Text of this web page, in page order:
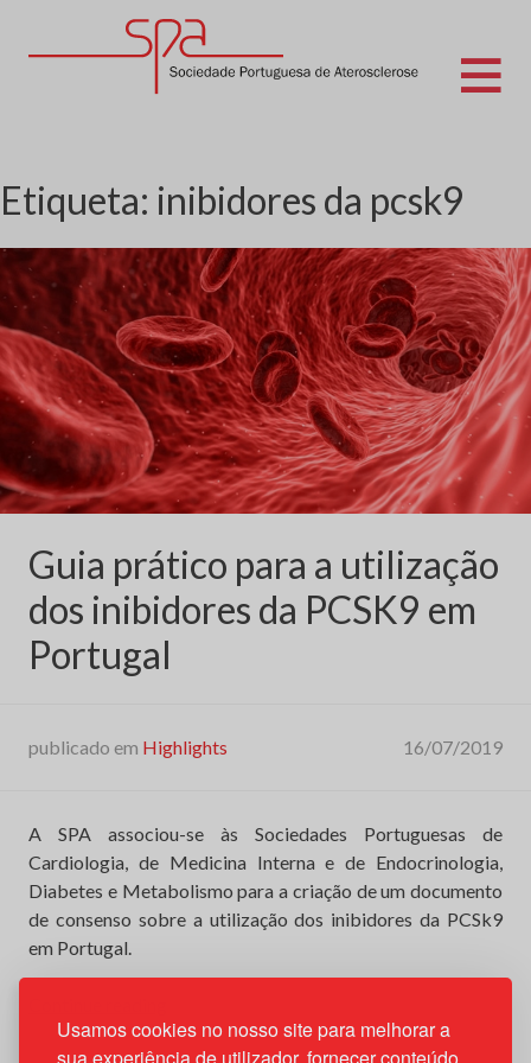
Usamos cookies no nosso site para melhorar a
Etiqueta: inibidores da pcsk9
Guia prático para a utilização
dos inibidores da PCSK9 em
Portugal
publicado em Highlights 16/07/2019
A SPA associou-se às Sociedades Portuguesas de
Cardiologia, de Medicina Interna e de Endocrinologia,
Diabetes e Metabolismo para a criação de um documento
de consenso sobre a utilização dos inibidores da PCSk9
em Portugal.
prático